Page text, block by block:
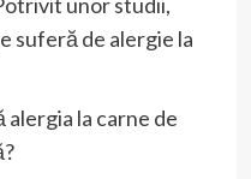
suferă de alergie la
la carne de